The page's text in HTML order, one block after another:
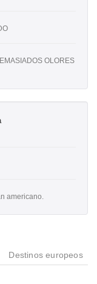
OLORES
americano.
Destinos europeos